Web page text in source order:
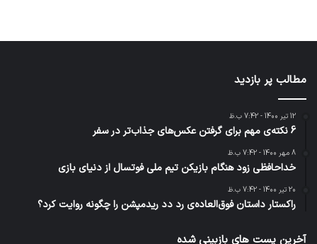
مطالب پر بازدید
12 تیر 1400 - 7:42 ب.ظ
6 نکته‌ی مهم برای گرفتن عکس‌های جذاب‌تر در سفر
8 مهر 1400 - 7:42 ب.ظ
خداحافظی زود هنگام بازیکن تیم ملی فوتسال از دنیای بازی
20 تیر 1400 - 7:42 ب.ظ
راکستار داستان فوق‌العاده‌ی رد دد ریدمپشن را چگونه روایت کرد؟
آخرین پست های بازبینی شده